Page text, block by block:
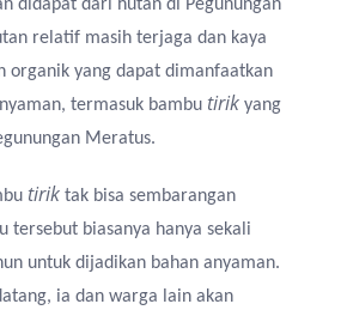
didapat dari hutan di Pegunungan
relatif masih terjaga dan kaya
organik yang dapat dimanfaatkan
termasuk bambu tirik yang
Meratus.
tirik tak bisa sembarangan
tersebut biasanya hanya sekali
untuk dijadikan bahan anyaman.
ia dan warga lain akan